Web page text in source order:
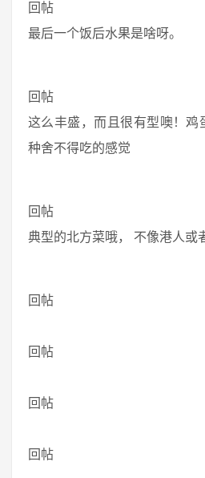
回帖
最后一个饭后水果是啥呀。
回帖
这么丰盛，而且很有型噢！鸡
种舍不得吃的感觉
回帖
典型的北方菜哦， 不像港人或
回帖
回帖
回帖
回帖